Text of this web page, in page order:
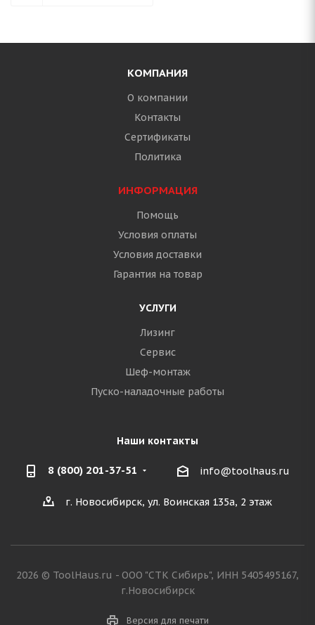
КОМПАНИЯ
О компании
Контакты
Сертификаты
Политика
ИНФОРМАЦИЯ
Помощь
Условия оплаты
Условия доставки
Гарантия на товар
УСЛУГИ
Лизинг
Сервис
Шеф-монтаж
Пуско-наладочные работы
Наши контакты
8 (800) 201-37-51 info@toolhaus.ru
г. Новосибирск, ул. Воинская 135а, 2 этаж
2026 © ToolHaus.ru - ООО "СТК Сибирь", ИНН 5405495167,
г.Новосибирск
Версия для печати